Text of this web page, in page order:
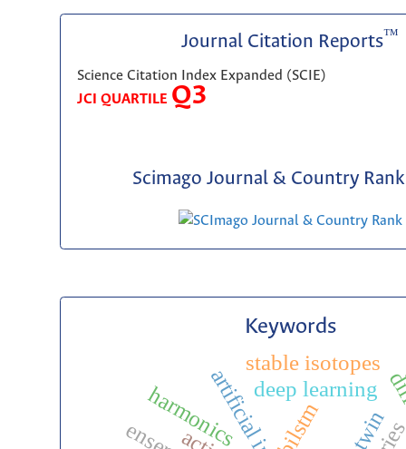
Journal Citation Reports™
Science Citation Index Expanded (SCIE)
JCI QUARTILE Q3
Scimago Journal & Country Rank
Keywords
bilstm
harmonics
stable isotopes
deep learning